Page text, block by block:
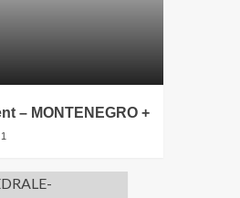
– MONTENEGRO +
1